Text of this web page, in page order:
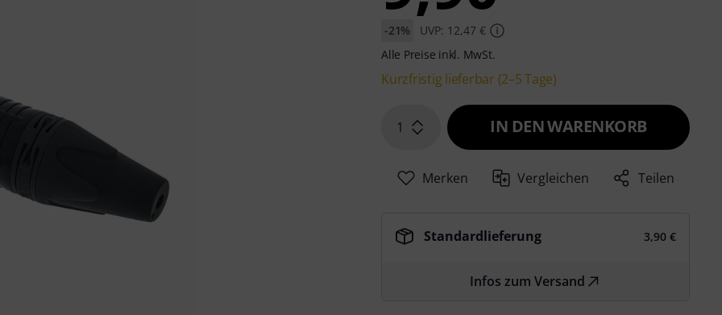
-21%
UVP: 12,47 €
Alle Preise inkl. MwSt.
Kurzfristig lieferbar (2–5 Tage)
1 IN DEN WARENKORB
Merken Vergleichen Teilen
Standardlieferung 3,90 €
Infos zum Versand